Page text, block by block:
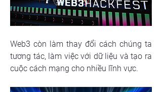
Web3 còn làm thay đổi cách chúng ta
tương tác, làm việc với dữ liệu và tạo ra
cuộc cách mạng cho nhiều lĩnh vực.